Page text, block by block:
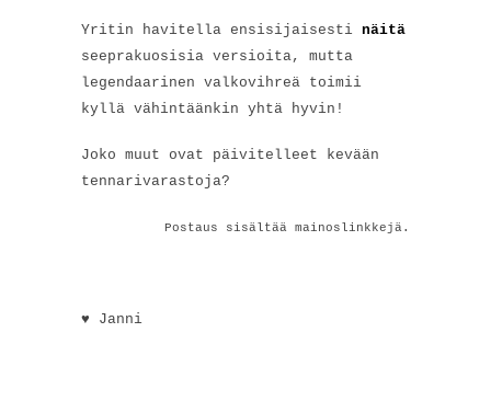
Yritin havitella ensisijaisesti näitä
seeprakuosisia versioita, mutta
legendaarinen valkovihreä toimii
kyllä vähintäänkin yhtä hyvin!
Joko muut ovat päivitelleet kevään
tennarivarastoja?
Postaus sisältää mainoslinkkejä.
♥ Janni